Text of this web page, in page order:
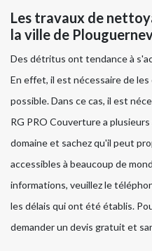
Les travaux de
la ville de
Des détritus ont tendance à
En effet, il est nécessaire de
possible. Dans ce cas, il est
RG PRO Couverture a
domaine et sachez qu'il peut
accessibles à beaucoup de
informations, veuillez le
les délais qui ont été établis.
demander un devis gratuit et